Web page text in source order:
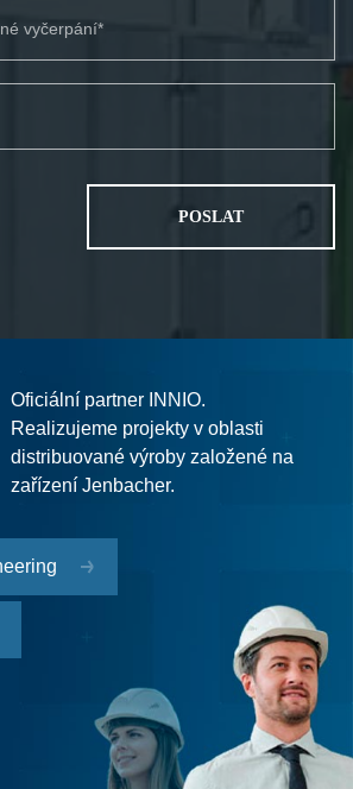
Oficiální partner INNIO.
Realizujeme projekty v oblasti
distribuované výroby založené na
zařízení Jenbacher.